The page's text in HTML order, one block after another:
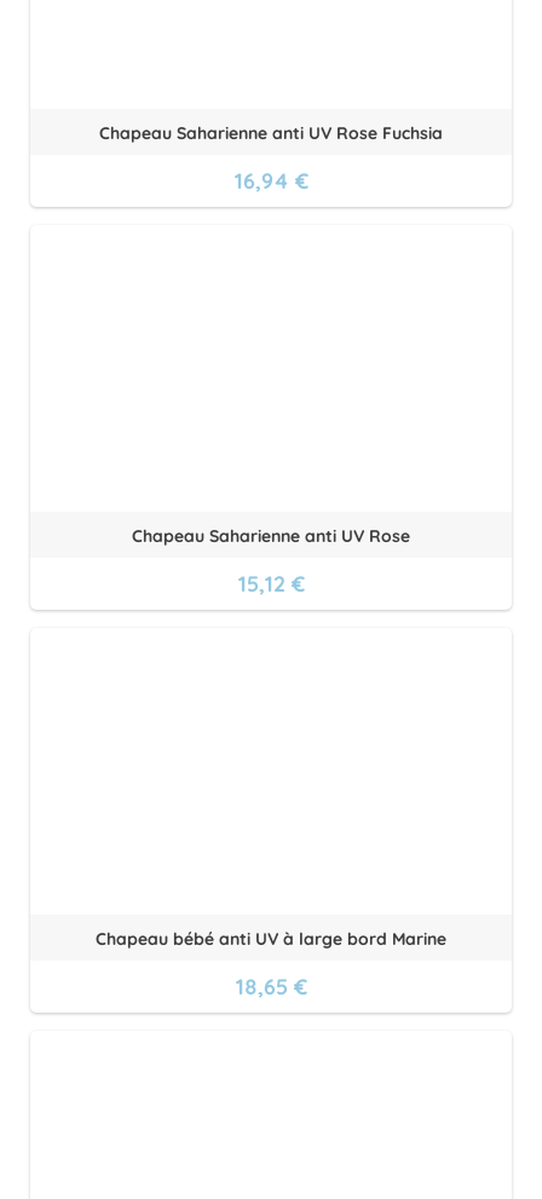
Chapeau Saharienne anti UV Rose Fuchsia
16,94 €
Chapeau Saharienne anti UV Rose
15,12 €
Chapeau bébé anti UV à large bord Marine
18,65 €